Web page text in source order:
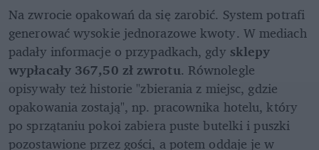
Na zwrocie opakowań da się zarobić. System potrafi
generować wysokie jednorazowe kwoty. W mediach
padały informacje o przypadkach, gdy sklepy
wypłacały 367,50 zł zwrotu. Równolegle
opisywały też historie "zbierania z miejsc, gdzie
opakowania zostają", np. pracownika hotelu, który
po sprzątaniu pokoi zabiera puste butelki i puszki